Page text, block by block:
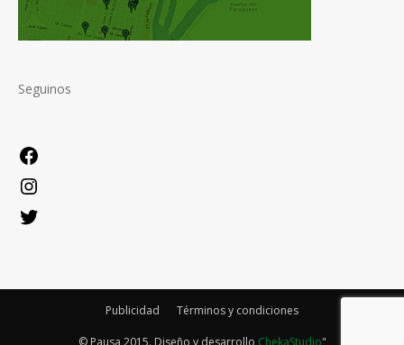
Seguinos
Publicidad Términos y condiciones
© Pausa 2015. Diseño y desarrollo ChekaStudio"